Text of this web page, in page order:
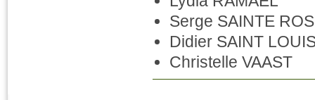
Serge SAINTE
Didier SAINT
Christelle VAAST